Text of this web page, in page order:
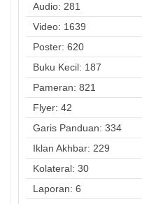
Audio: 281
Video: 1639
Poster: 620
Buku Kecil: 187
Pameran: 821
Flyer: 42
Garis Panduan: 334
Iklan Akhbar: 229
Kolateral: 30
Laporan: 6